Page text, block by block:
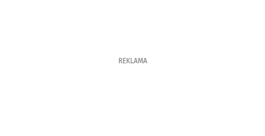
REKLAMA